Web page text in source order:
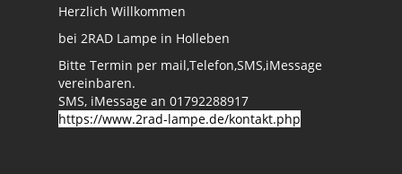
Herzlich Willkommen
bei 2RAD Lampe in Holleben
Bitte Termin per mail,Telefon,SMS,iMessage
vereinbaren.
SMS, iMessage an 01792288917
https://www.2rad-lampe.de/kontakt.php